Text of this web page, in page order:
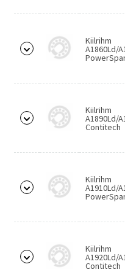
Rullpuksketi
Tõstukiketi
Hammasülekanded
Hammasrattad
Hammaslatid
Sidurid
LB
Kettsidurid
Kiilrihm
A1860Ld/
Kiilrihm
A1890Ld/
Contitech
Kiilrihm
A1910Ld/
Kiilrihm
A1920Ld/
Contitech